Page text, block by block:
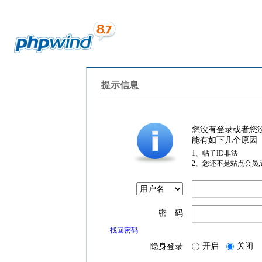
提示信息
您没有登录或者您
能有如下几个原因
1、帖子ID非法
2、您还不是站点会员
密 码
找回密码
隐身登录 开启 关闭